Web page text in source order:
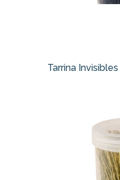
Tarrina